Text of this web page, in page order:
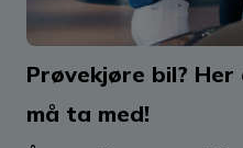
Prøvekjøre bil?
må ta med!